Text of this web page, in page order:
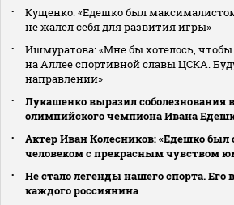
Кущенко: «Едешко был
не жалел себя для развития игры»
Ишмуратова: «Мне бы хотелось,
на Аллее спортивной славы ЦСКА.
направлении»
Лукашенко выразил соболезнования
олимпийского чемпиона Ивана
Актер Иван Колесников: «Едешко
человеком с прекрасным чувством
Не стало легенды нашего спорта. Его
каждого россиянина